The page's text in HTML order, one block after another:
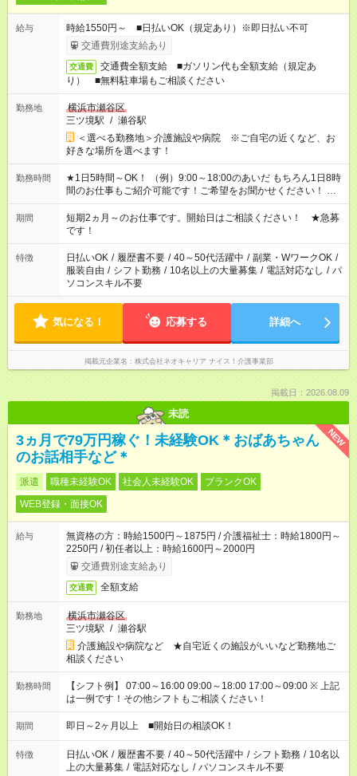
給与
時給1550円～ ■日払いOK（規定あり）※即日払い不可
交通費別途支給あり
交通費
交通費全額支給 ■ガソリン代も全額支給（規定あ
り） ■無料駐車場もご相談ください
勤務地
横浜市瀬谷区
三ツ境駅 / 瀬谷駅
＜選べる勤務地＞介護施設や病院 ※ご自宅の近くなど、お
好きな場所を選べます！
勤務時間
★1日5時間～OK！ （例）9:00～18:00のあいだ もちろん1日8時
間のお仕事もご紹介可能です！ご希望をお聞かせください！ ※
週最低15時間以上の勤務が必要です
期間
短期2ヵ月～のお仕事です。開始日はご相談ください！ ★急募
です！
特徴 日払いOK / 履歴書不要 / 40～50代活躍中 / 副業・WワークOK /
服装自由 / シフト勤務 / 10名以上の大量募集 / 電話対応なし / パ
ソコンスキル不要
気になる！ 応募する 詳細へ
掲載元企業名 株式会社ネオキャリア ナイス！介護事業部
掲載日：2026.08.09
未読
NEW
3ヵ月で79万円稼ぐ！未経験OK＊おばあちゃん
のお話相手など＊
派遣 職種未経験OK 社会人未経験OK
ブランクOK
WEB登録・面接OK
給与
無資格の方：時給1500円～1875円 / 介護福祉士：時給1800円～
2250円 / 初任者以上：時給1600円～2000円
交通費別途支給あり
交通費 全額支給
勤務地
横浜市瀬谷区
三ツ境駅 / 瀬谷駅
介護施設や病院など ★自宅近くの施設がいいなど勤務地ご
相談ください
勤務時間
【シフト例】 07:00～16:00 09:00～18:00 17:00～09:00 ※ 上記
は一例です！その他シフトもご相談ください！
期間 即日～2ヶ月以上 ■開始日の相談OK！
特徴 日払いOK / 履歴書不要 / 40～50代活躍中 / シフト勤務 / 10名以
上の大量募集 / 電話対応なし / パソコンスキル不要